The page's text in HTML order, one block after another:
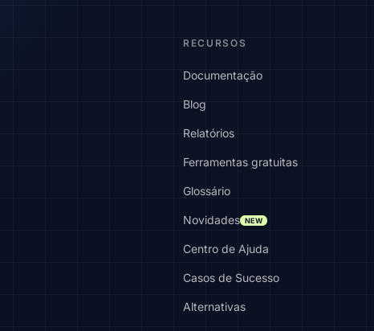
RECURSOS
Documentação
Blog
Relatórios
Ferramentas gratuitas
Glossário
Novidades NEW
Centro de Ajuda
Casos de Sucesso
Alternativas